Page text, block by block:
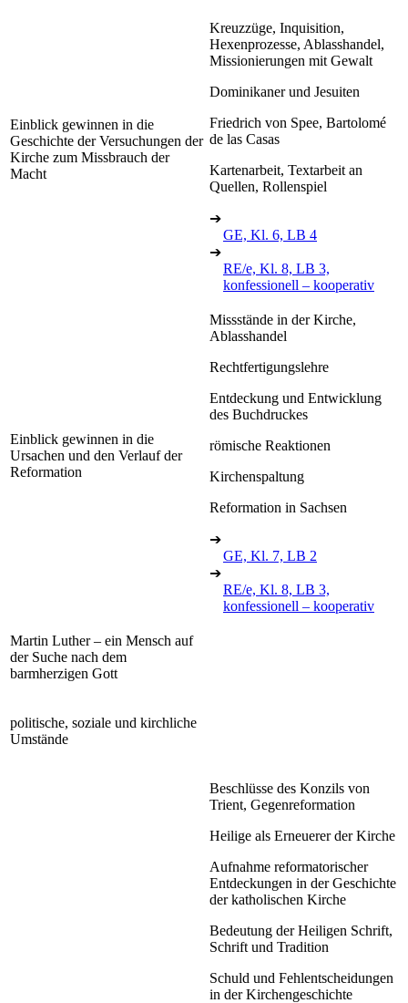
Einblick gewinnen in die
Geschichte der Versuchungen der
Kirche zum Missbrauch der
Macht
Kreuzzüge, Inquisition,
Hexenprozesse, Ablasshandel,
Missionierungen mit Gewalt
Dominikaner und Jesuiten
Friedrich von Spee, Bartolomé
de las Casas
Kartenarbeit, Textarbeit an
Quellen, Rollenspiel
➔
GE, Kl. 6, LB 4
➔
RE/e, Kl. 8, LB 3,
konfessionell – kooperativ
Einblick gewinnen in die
Ursachen und den Verlauf der
Reformation
Missstände in der Kirche,
Ablasshandel
Rechtfertigungslehre
Entdeckung und Entwicklung
des Buchdruckes
römische Reaktionen
Kirchenspaltung
Reformation in Sachsen
➔
GE, Kl. 7, LB 2
➔
RE/e, Kl. 8, LB 3,
konfessionell – kooperativ
Martin Luther – ein Mensch auf
der Suche nach dem
barmherzigen Gott
politische, soziale und kirchliche
Umstände
Beschlüsse des Konzils von
Trient, Gegenreformation
Heilige als Erneuerer der Kirche
Aufnahme reformatorischer
Entdeckungen in der Geschichte
der katholischen Kirche
Bedeutung der Heiligen Schrift,
Schrift und Tradition
Schuld und Fehlentscheidungen
in der Kirchengeschichte